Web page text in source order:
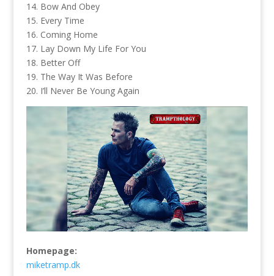
14. Bow And Obey
15. Every Time
16. Coming Home
17. Lay Down My Life For You
18. Better Off
19. The Way It Was Before
20. I’ll Never Be Young Again
Homepage:
miketramp.dk